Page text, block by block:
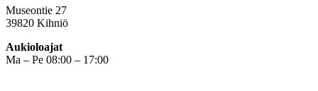
Museontie 27
39820 Kihniö
Aukioloajat
Ma – Pe 08:00 – 17:00